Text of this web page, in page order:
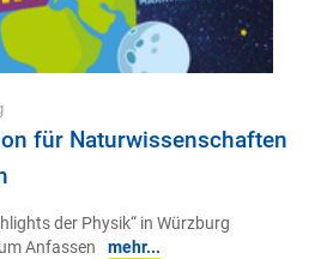
für Naturwissenschaften
der Physik“ in Würzburg
Anfassen
mehr...